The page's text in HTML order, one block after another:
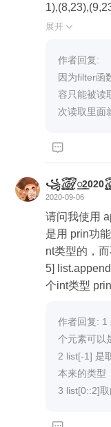
所有元素，
里面的值会
取出括号内
呢？
展开 
作者回复:
因为filter函
容只能被读
次读取里面

2020-09-06
请问我使用
是用 prin功
nt类型的，而不是list呢？
5]
作者回复: 1
个元素可以
2 list[-1] 是
本来的类型
3 list[0::2]